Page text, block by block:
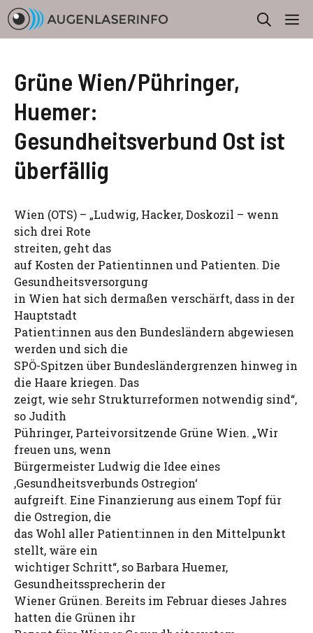
Zum
Inhalt
springen
Grüne Wien/Pühringer,
Huemer:
Gesundheitsverbund Ost ist
überfällig
Wien (OTS) – „Ludwig, Hacker, Doskozil – wenn
sich drei Rote
streiten, geht das
auf Kosten der Patientinnen und Patienten. Die
Gesundheitsversorgung
in Wien hat sich dermaßen verschärft, dass in der
Hauptstadt
Patient:innen aus den Bundesländern abgewiesen
werden und sich die
SPÖ-Spitzen über Bundesländergrenzen hinweg in
die Haare kriegen. Das
zeigt, wie sehr Strukturreformen notwendig sind“,
so Judith
Pühringer, Parteivorsitzende Grüne Wien. „Wir
freuen uns, wenn
Bürgermeister Ludwig die Idee eines
‚Gesundheitsverbunds Ostregion‘
aufgreift. Eine Finanzierung aus einem Topf für
die Ostregion, die
das Wohl aller Patient:innen in den Mittelpunkt
stellt, wäre ein
wichtiger Schritt“, so Barbara Huemer,
Gesundheitssprecherin der
Wiener Grünen. Bereits im Februar dieses Jahres
hatten die Grünen ihr